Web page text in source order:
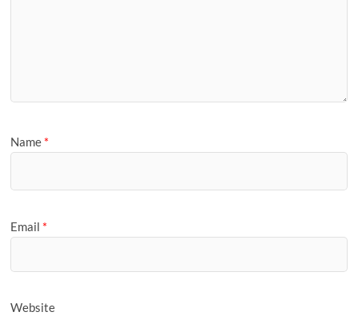
Name *
Email *
Website